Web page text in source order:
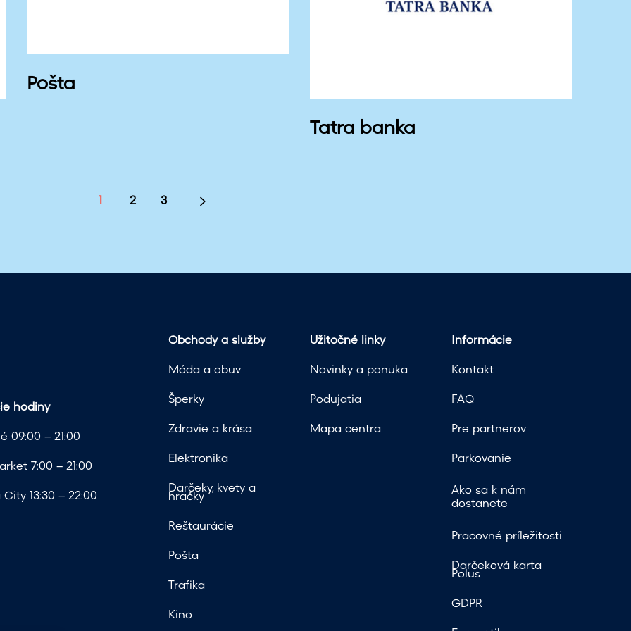
Pošta
Tatra banka
1 2 3
hodiny
09:00 – 21:00
7:00 – 21:00
13:30 – 22:00
Obchody a služby
Móda a obuv
Šperky
Zdravie a krása
Elektronika
Darčeky, kvety a
hračky
Reštaurácie
Pošta
Trafika
Kino
Užitočné linky
Novinky a ponuka
Podujatia
Mapa centra
Informácie
Kontakt
FAQ
Pre partnerov
Parkovanie
Ako sa k nám
dostanete
Pracovné príležitosti
Darčeková karta
Polus
GDPR